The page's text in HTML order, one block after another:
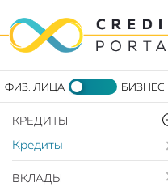
КРЕДИТЫ
Кредиты
ВКЛАДЫ